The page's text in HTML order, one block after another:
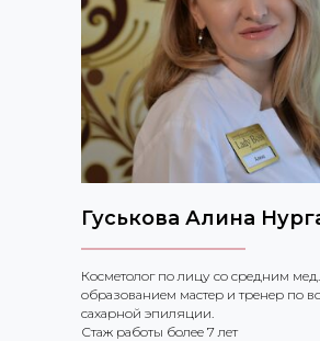
Гуськова Алина
Косметолог по лицу со средним мед.
образованием мастер и тренер по
сахарной эпиляции.
Стаж работы более 7 лет